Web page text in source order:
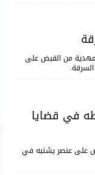
من القبض على
في قضايا
على عنصر يشتبه في